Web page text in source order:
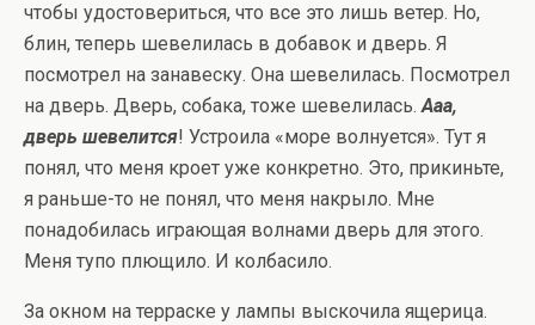
чтобы удостовериться, что все это лишь ветер. Но,
блин, теперь шевелилась в добавок и дверь. Я
посмотрел на занавеску. Она шевелилась. Посмотрел
на дверь. Дверь, собака, тоже шевелилась.Ааа,
дверь шевелится! Устроила «море волнуется». Тут я
понял, что меня кроет уже конкретно. Это, прикиньте,
я раньше-то не понял, что меня накрыло. Мне
понадобилась играющая волнами дверь для этого.
Меня тупо плющило. И колбасило.
За окном на терраске у лампы выскочила ящерица.